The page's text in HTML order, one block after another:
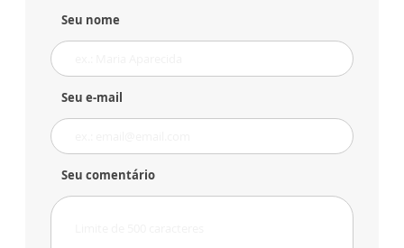
Seu nome
Seu e-mail
Seu comentário